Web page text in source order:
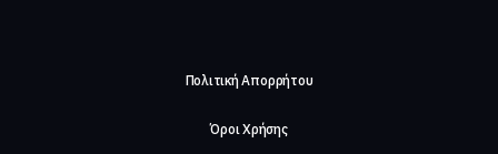
Πολιτική Απορρήτου
Όροι Χρήσης